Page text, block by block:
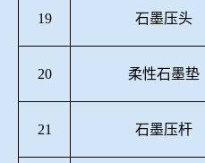
19 石墨压头
20 柔性石墨垫
21 石墨压杆